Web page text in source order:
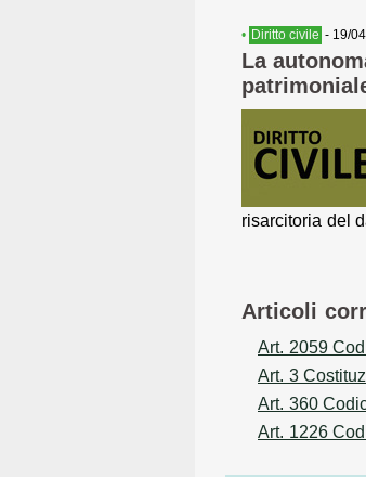
• Diritto civile - 19/
La
risarcitoria del
Articoli
Art. 2059
Art. 3
Art. 360
Art. 1226